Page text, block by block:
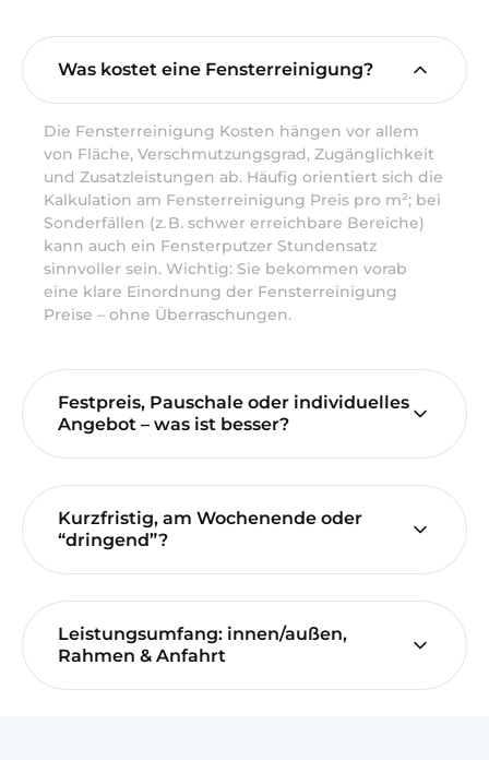
Was kostet eine Fensterreinigung?
Die Fensterreinigung Kosten hängen vor allem
von Fläche, Verschmutzungsgrad, Zugänglichkeit
und Zusatzleistungen ab. Häufig orientiert sich die
Kalkulation am Fensterreinigung Preis pro m²; bei
Sonderfällen (z. B. schwer erreichbare Bereiche)
kann auch ein Fensterputzer Stundensatz
sinnvoller sein. Wichtig: Sie bekommen vorab
eine klare Einordnung der Fensterreinigung
Preise – ohne Überraschungen.
Festpreis, Pauschale oder individuelles
Angebot – was ist besser?
Kurzfristig, am Wochenende oder
“dringend”?
Leistungsumfang: innen/außen,
Rahmen & Anfahrt